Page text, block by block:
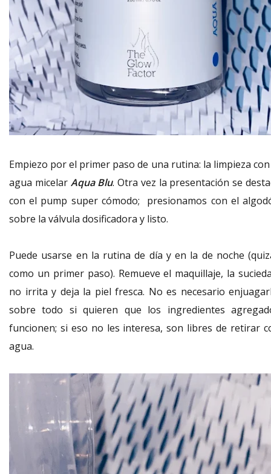
Empiezo por el primer paso de una rutina: la limpieza
agua micelar Aqua Blu. Otra vez la presentación se
con el pump super cómodo; presionamos con el
sobre la válvula dosificadora y listo.
Puede usarse en la rutina de día y en la de noche
como un primer paso). Remueve el maquillaje, la
no irrita y deja la piel fresca. No es necesario
sobre todo si quieren que los ingredientes
funcionen; si eso no les interesa, son libres de retirar
agua.